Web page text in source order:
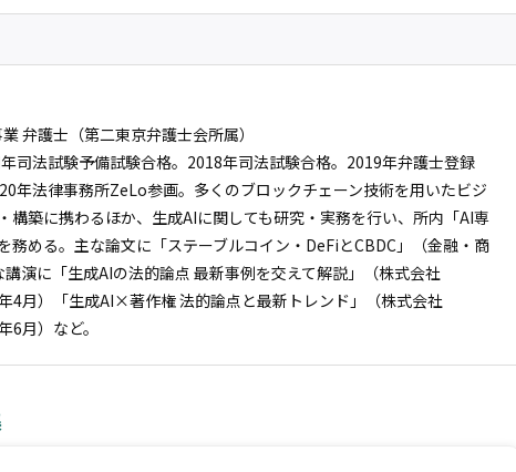
弁護士（第二東京弁護士会所属）
司法試験予備試験合格。2018年司法試験合格。2019年弁護士登録
年法律事務所ZeLo参画。多くのブロックチェーン技術を用いたビジ
構築に携わるほか、生成AIに関しても研究・実務を行い、所内「AI専
務める。主な論文に「ステーブルコイン・DeFiとCBDC」（金融・商
演に「生成AIの法的論点 最新事例を交えて解説」（株式会社
月）「生成AI×著作権 法的論点と最新トレンド」（株式会社
月）など。